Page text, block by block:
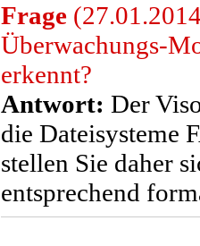
Frage
Überwachungs-
erkennt?
Antwort: Der
die Dateisysteme
stellen Sie daher
entsprechend